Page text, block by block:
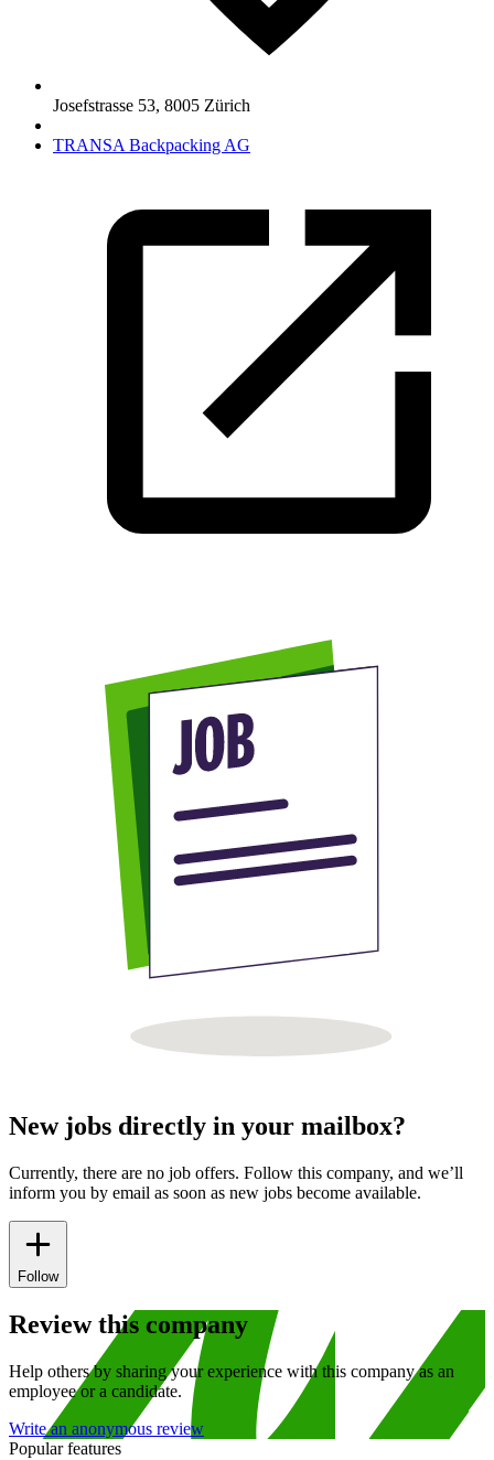
Josefstrasse 53, 8005 Zürich
TRANSA Backpacking AG
New jobs directly in your mailbox?
Currently, there are no job offers. Follow this company, and we’ll
inform you by email as soon as new jobs become available.
Follow
Review this company
Help others by sharing your experience with this company as an
employee or a candidate.
Write an anonymous review
Popular features